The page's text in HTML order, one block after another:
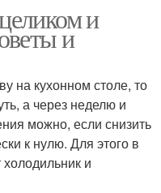
и
и
на кухонном столе, то
а через неделю и
можно, если снизить
к нулю. Для этого в
и